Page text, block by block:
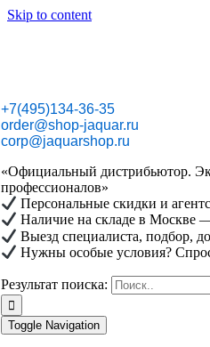
Skip to content
+7(495)134-36-35
order@shop-jaquar.ru
corp@jaquarshop.ru
«Официальный дистрибьютор.
профессионалов»
Персональные скидки и
Наличие на складе в Москве
Выезд специалиста, подбор,
Нужны особые условия?
Результат поиска:
Toggle Navigation